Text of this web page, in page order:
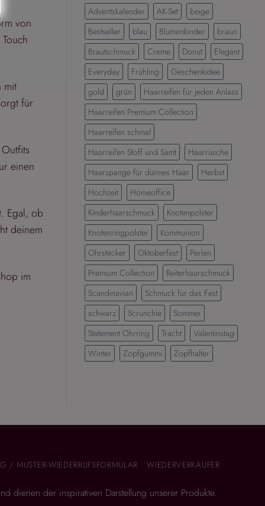
von
mit
für
einen
Egal, ob
deinem
im
Frisuren
für
einen
eleganten
und
modernen
Look
Adventskalender AK-Set
beige
Bestseller
blau Blumenkinder
braun
Brautschmuck
Creme Donut
Elegant
Everyday
Frühling
Geschenkidee
gold
grün
Haarreifen für jeden Anlass
Haarreifen Premium Collection
Haarreifen schmal
Haarreifen Stoff und Samt
Haarrüsche
Haarspange für dünnes Haar
Herbst
Hochzeit
Homeoffice
Kinderhaarschmuck
Knotenpolster
Knotenringpolster
Kommunion
Ohrstecker
Oktoberfest
Perlen
Premium Collection
Reiterhaarschmuck
Scandinavian
Schmuck für das Fest
schwarz
Scrunchie
Sommer
Statement Ohrring
Tracht
Valentinstag
Winter
Zopfgummi Zopfhalter
/ MUSTER-WIEDERRUFSFORMULAR
WIEDERVERKÄUFER
dienen der inspirativen Darstellung unserer Produkte.